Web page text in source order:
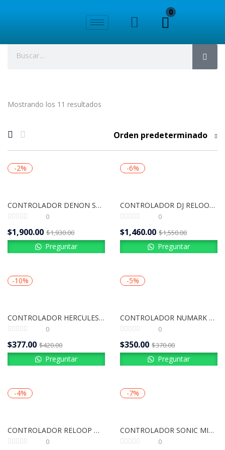
0
Mostrando los 11 resultados
Orden predeterminado
-2%
CONTROLADOR DENON SC LIVE4
0
$1,900.00 $1,930.00
Preguntar
-6%
CONTROLADOR DJ RELOOP MIXON 8 PRO
0
$1,460.00 $1,550.00
Preguntar
-10%
CONTROLADOR HERCULES INPULSE 300 MK2
0
$377.00 $420.00
Preguntar
-5%
CONTROLADOR NUMARK MIXTRACK PRO FX
0
$350.00 $370.00
Preguntar
-4%
CONTROLADOR RELOOP MIXON 4
0
-7%
CONTROLADOR SONIC MIXPAD 4
0